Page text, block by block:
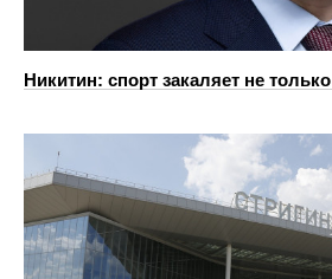
Никитин: спорт закаляет не